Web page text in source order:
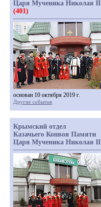
Царя Мученика Николая II
(401)
основан 10 октября 2019 г.
Другие события
Крымский отдел
Казачьего Конвоя Памяти
Царя Мученика Николая II